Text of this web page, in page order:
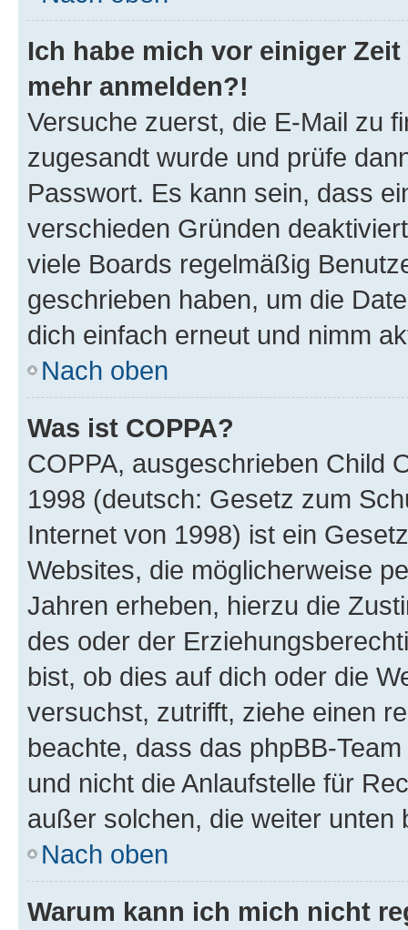
Ich habe mich vor einiger
mehr anmelden?!
Versuche zuerst, die E-Mail zu
zugesandt wurde und prüfe
Passwort. Es kann sein, dass
verschieden Gründen
viele Boards regelmäßig
geschrieben haben, um die
dich einfach erneut und nimm
Nach oben
Was ist COPPA?
COPPA, ausgeschrieben Child
1998 (deutsch: Gesetz zum
Internet von 1998) ist ein
Websites, die möglicherweise
Jahren erheben, hierzu die
des oder der
bist, ob dies auf dich oder die
versuchst, zutrifft, ziehe einen
beachte, dass das phpBB-
und nicht die Anlaufstelle für
außer solchen, die weiter unten
Nach oben
Warum kann ich mich nicht